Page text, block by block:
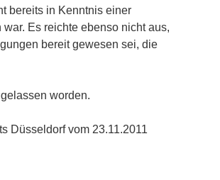
bereits in Kenntnis einer
Es reichte ebenso nicht aus,
bereit gewesen sei, die
worden.
Düsseldorf vom 23.11.2011